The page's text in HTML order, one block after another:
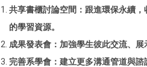
共享書櫃討論空間：跟進環保永續
的學習資源。
成果發表會：加強學生彼此交流、展
完善系學會：建立更多溝通管道與諮